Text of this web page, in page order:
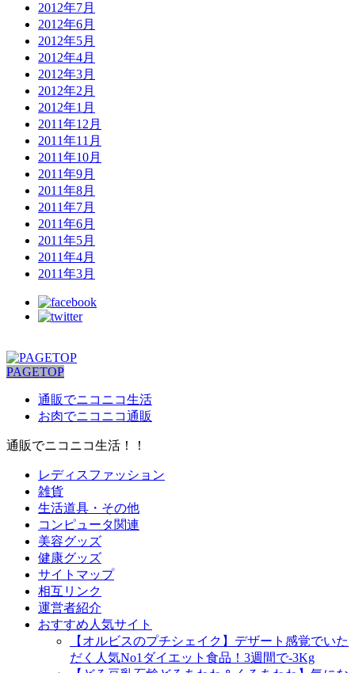
2012年7月
2012年6月
2012年5月
2012年4月
2012年3月
2012年2月
2012年1月
2011年12月
2011年11月
2011年10月
2011年9月
2011年8月
2011年7月
2011年6月
2011年5月
2011年4月
2011年3月
PAGETOP
通販でニコニコ生活
お肉でニコニコ通販
通販でニコニコ生活！！
レディスファッション
雑貨
生活道具・その他
コンピュータ関連
美容グッズ
健康グッズ
サイトマップ
相互リンク
運営者紹介
おすすめ人気サイト
【オルビスのプチシェイク】デザート感覚でいた
だく人気No1ダイエット食品！3週間で-3Kg